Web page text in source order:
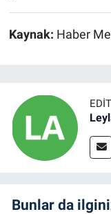
Kaynak: Haber
Bunlar da